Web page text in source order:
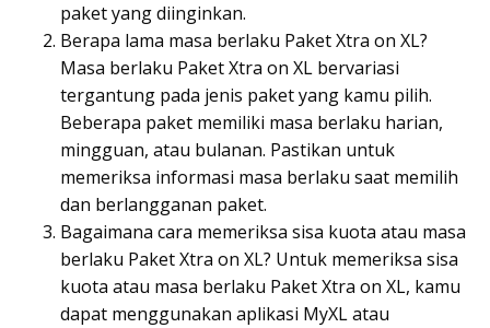
paket yang diinginkan.
Berapa lama masa berlaku Paket Xtra on XL?
Masa berlaku Paket Xtra on XL bervariasi
tergantung pada jenis paket yang kamu pilih.
Beberapa paket memiliki masa berlaku harian,
mingguan, atau bulanan. Pastikan untuk
memeriksa informasi masa berlaku saat memilih
dan berlangganan paket.
Bagaimana cara memeriksa sisa kuota atau masa
berlaku Paket Xtra on XL? Untuk memeriksa sisa
kuota atau masa berlaku Paket Xtra on XL, kamu
dapat menggunakan aplikasi MyXL atau